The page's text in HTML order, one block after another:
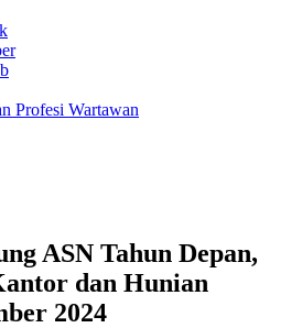
Profesi Wartawan
ASN Tahun Depan,
dan Hunian
2024